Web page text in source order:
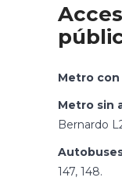
Metro
Metro sin
Bernardo
147, 148.